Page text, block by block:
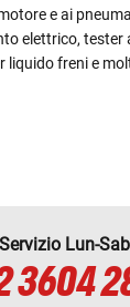
e ai
elettrico, tester
liquido freni e
Lun-
3604